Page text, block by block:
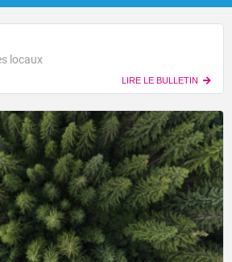
locaux
LIRE LE BULLETIN